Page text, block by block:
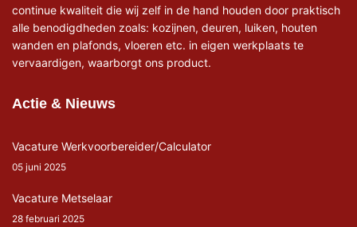
continue kwaliteit die wij zelf in de hand houden door praktisch
alle benodigdheden zoals: kozijnen, deuren, luiken, houten
wanden en plafonds, vloeren etc. in eigen werkplaats te
vervaardigen, waarborgt ons product.
Actie & Nieuws
Vacature Werkvoorbereider/Calculator
05 juni 2025
Vacature Metselaar
28 februari 2025